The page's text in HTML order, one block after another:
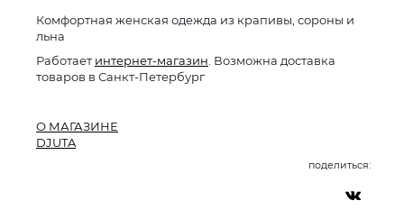
Комфортная женская одежда из крапивы, сороны и
льна
Работаетинтернет-магазин . Возможна доставка
товаров в Санкт-Петербург
О МАГАЗИНЕ
DJUTA
поделиться: